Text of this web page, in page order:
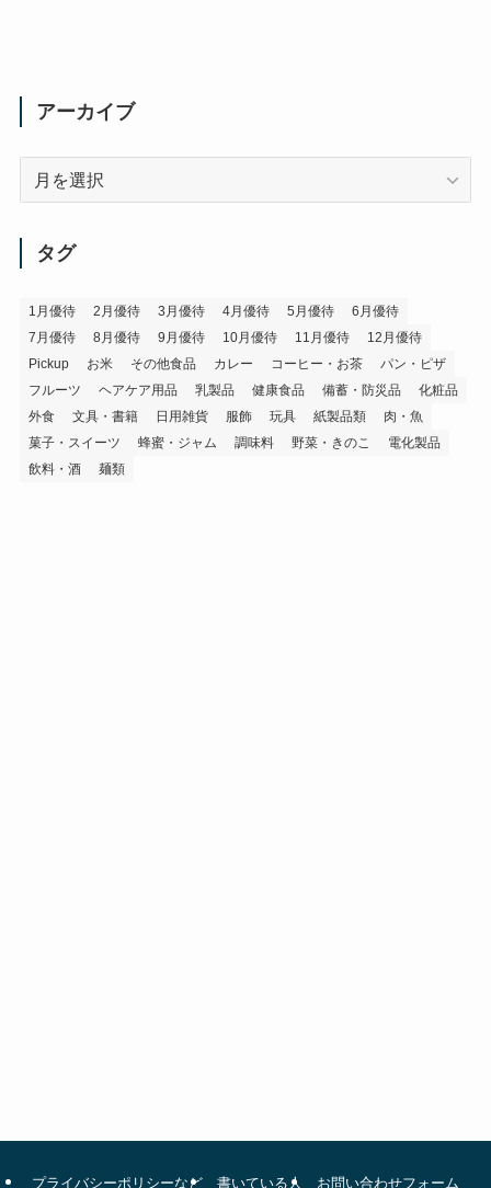
アーカイブ
タグ
1月優待 2月優待 3月優待 4月優待 5月優待
6月優待
7月優待
8月優待 9月優待 10月優待 11月優待
12月優待
Pickup
お米 その他食品 カレー コーヒー・お茶
パン・ピザ
フルーツ
ヘアケア用品 乳製品 健康食品 備蓄・防災品
化粧品
外食
文具・書籍 日用雑貨 服飾 玩具 紙製品類
肉・魚
菓子・スイーツ
蜂蜜・ジャム 調味料 野菜・きのこ
電化製品
飲料・酒
麺類
プライバシーポリシーなど 書いている人 お問い合わせフォーム